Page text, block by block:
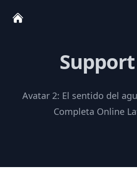
Avatar 2: El sentido del
Completa Online